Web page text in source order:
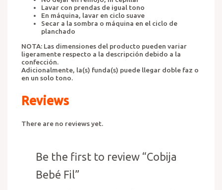
Lavar con prendas de igual tono
En máquina, lavar en ciclo suave
Secar a la sombra o máquina en el ciclo de
planchado
NOTA: Las dimensiones del producto pueden variar
ligeramente respecto a la descripción debido a la
confección.
Adicionalmente, la(s) funda(s) puede llegar doble faz o
en un solo tono.
Reviews
There are no reviews yet.
Be the first to review “Cobija
Bebé Fil”